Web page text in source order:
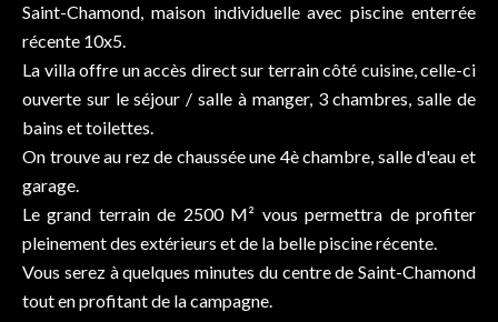
Saint-Chamond, maison individuelle avec piscine enterrée
récente 10x5.
La villa offre un accès direct sur terrain côté cuisine, celle-ci
ouverte sur le séjour / salle à manger, 3 chambres, salle de
bains et toilettes.
On trouve au rez de chaussée une 4è chambre, salle d'eau et
garage.
Le grand terrain de 2500 M² vous permettra de profiter
pleinement des extérieurs et de la belle piscine récente.
Vous serez à quelques minutes du centre de Saint-Chamond
tout en profitant de la campagne.